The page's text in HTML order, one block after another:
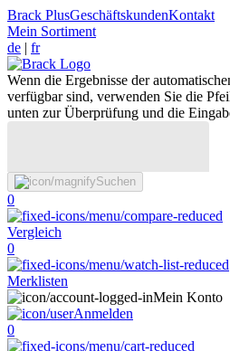
Brack PlusGeschäftskundenKontakt
Mein Sortiment
de | fr
Wenn die Ergebnisse der
verfügbar sind, verwenden Sie die
unten zur Überprüfung und die
Suchen
0
Vergleich
0
Merklisten
Mein Konto
Anmelden
0